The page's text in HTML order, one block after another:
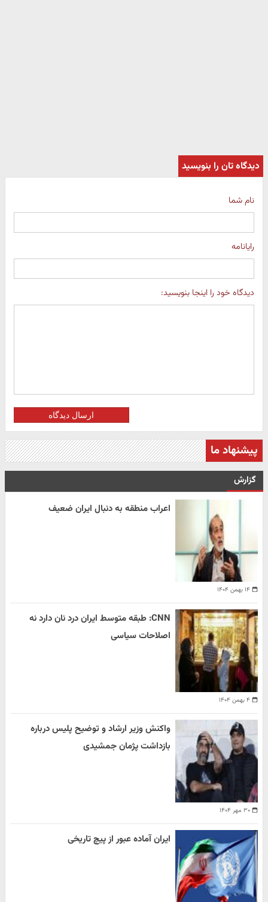
دیدگاه تان را بنویسید
نام شما
رایانامه
دیدگاه خود را اینجا بنویسید:
ارسال دیدگاه
پیشنهاد ما
گزارش
۱۴ بهمن ۱۴۰۴
اعراب منطقه به دنبال ایران ضعیف
۴ بهمن ۱۴۰۴
CNN: طبقه متوسط ایران درد نان دارد نه
اصلاحات سیاسی
۳۰ مهر ۱۴۰۴
واکنش وزیر ارشاد و توضیح پلیس درباره
بازداشت پژمان جمشیدی
ایران آماده عبور از پیچ تاریخی